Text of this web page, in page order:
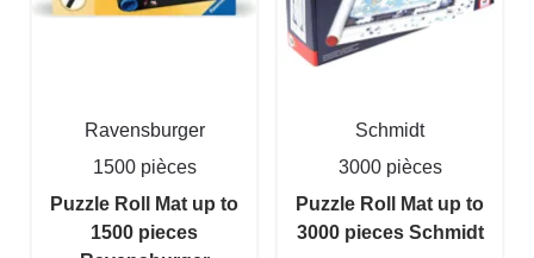
Ravensburger
1500 pièces
Puzzle Roll Mat up to
1500 pieces
Schmidt
3000 pièces
Puzzle Roll Mat up to
3000 pieces Schmidt